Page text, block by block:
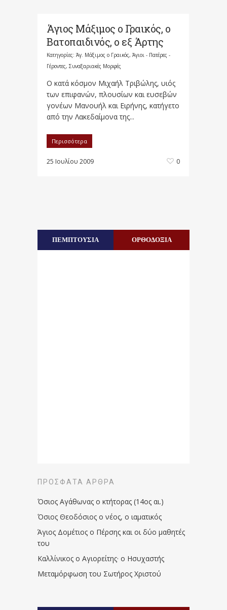
Άγιος Μάξιμος ο Γραικός, ο
Βατοπαιδινός, ο εξ Άρτης
Κατηγορίες: Άγ. Μάξιμος ο Γραικός, Άγιοι - Πατέρες -
Γέροντες, Συναξαριακές Μορφές
Ο κατά κόσμον Μιχαήλ Τριβώλης, υιός
των επιφανών, πλουσίων και ευσεβών
γονέων Μανουήλ και Ειρήνης, κατήγετο
από την Λακεδαίμονα της...
Περισσότερα
25 Ιουλίου 2009 0
ΠΕΜΠΤΟΥΣΙΑ ΟΡΘΟΔΟΞΙΑ
ΠΡΌΣΦΑΤΑ ΆΡΘΡΑ
Όσιος Αγάθωνας ο κτήτορας (14ος αι.)
Όσιος Θεοδόσιος ο νέος, ο ιαματικός
Άγιος Δομέτιος ο Πέρσης και οι δύο μαθητές
του
Καλλίνικος ο Αγιορείτης · ο Ησυχαστής
Μεταμόρφωση του Σωτήρος Χριστού